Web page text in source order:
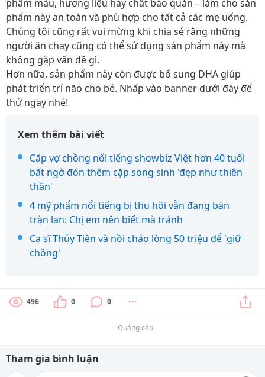
phẩm màu, hương liệu hay chất bảo quản – làm cho sản
phẩm này an toàn và phù hợp cho tất cả các mẹ uống.
Chúng tôi cũng rất vui mừng khi chia sẻ rằng những
người ăn chay cũng có thể sử dụng sản phẩm này mà
không gặp vấn đề gì.
Hơn nữa, sản phẩm này còn được bổ sung DHA giúp
phát triển trí não cho bé. Nhấp vào banner dưới đây để
thử ngay nhé!
Xem thêm bài viết
Cặp vợ chồng nổi tiếng showbiz Việt hơn 40 tuổi
bất ngờ đón thêm cặp song sinh 'đẹp như thiên
thần'
4 mỹ phẩm nổi tiếng bị thu hồi vẫn đang bán
tràn lan: Chị em nên biết mà tránh
Ca sĩ Thủy Tiên và nồi cháo lòng 50 triệu để 'giữ
chồng'
496 0 0
Quảng cáo
Tham gia bình luận